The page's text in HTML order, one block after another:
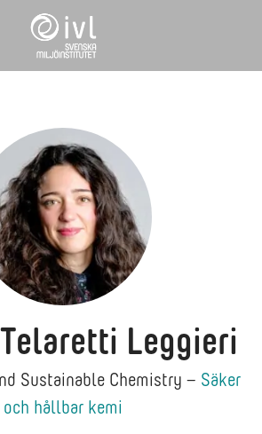
Leggieri
Sustainable Chemistry – Säker
och hållbar kemi